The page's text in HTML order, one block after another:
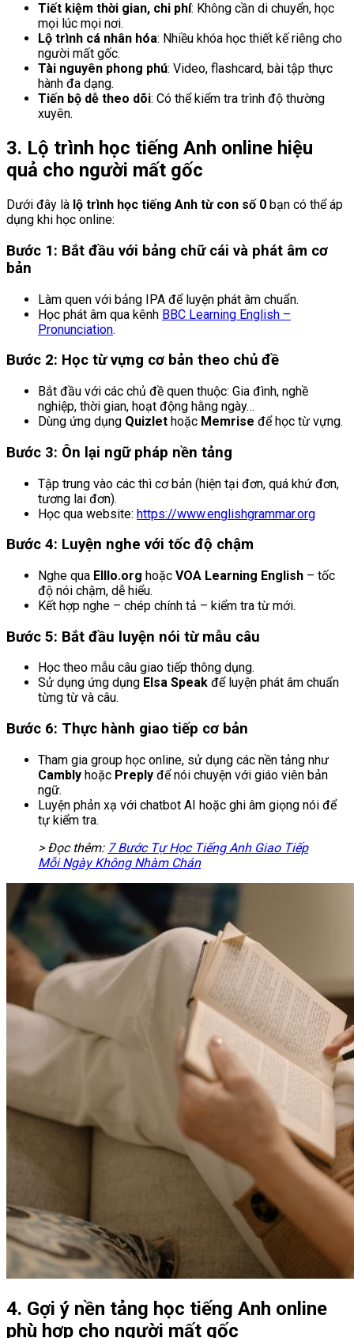
Tiết kiệm thời gian, chi phí: Không cần di chuyển, học
mọi lúc mọi nơi.
Lộ trình cá nhân hóa: Nhiều khóa học thiết kế riêng cho
người mất gốc.
Tài nguyên phong phú: Video, flashcard, bài tập thực
hành đa dạng.
Tiến bộ dễ theo dõi: Có thể kiểm tra trình độ thường
xuyên.
3. Lộ trình học tiếng Anh online hiệu
quả cho người mất gốc
Dưới đây là lộ trình học tiếng Anh từ con số 0 bạn có thể áp
dụng khi học online:
Bước 1: Bắt đầu với bảng chữ cái và phát âm cơ
bản
Làm quen với bảng IPA để luyện phát âm chuẩn.
Học phát âm qua kênh BBC Learning English –
Pronunciation.
Bước 2: Học từ vựng cơ bản theo chủ đề
Bắt đầu với các chủ đề quen thuộc: Gia đình, nghề
nghiệp, thời gian, hoạt động hằng ngày…
Dùng ứng dụng Quizlet hoặc Memrise để học từ vựng.
Bước 3: Ôn lại ngữ pháp nền tảng
Tập trung vào các thì cơ bản (hiện tại đơn, quá khứ đơn,
tương lai đơn).
Học qua website: https://www.englishgrammar.org
Bước 4: Luyện nghe với tốc độ chậm
Nghe qua Elllo.org hoặc VOA Learning English – tốc
độ nói chậm, dễ hiểu.
Kết hợp nghe – chép chính tả – kiểm tra từ mới.
Bước 5: Bắt đầu luyện nói từ mẫu câu
Học theo mẫu câu giao tiếp thông dụng.
Sử dụng ứng dụng Elsa Speak để luyện phát âm chuẩn
từng từ và câu.
Bước 6: Thực hành giao tiếp cơ bản
Tham gia group học online, sử dụng các nền tảng như
Cambly hoặc Preply để nói chuyện với giáo viên bản
ngữ.
Luyện phản xạ với chatbot AI hoặc ghi âm giọng nói để
tự kiểm tra.
> Đọc thêm: 7 Bước Tự Học Tiếng Anh Giao Tiếp
Mỗi Ngày Không Nhàm Chán
4. Gợi ý nền tảng học tiếng Anh online
phù hợp cho người mất gốc